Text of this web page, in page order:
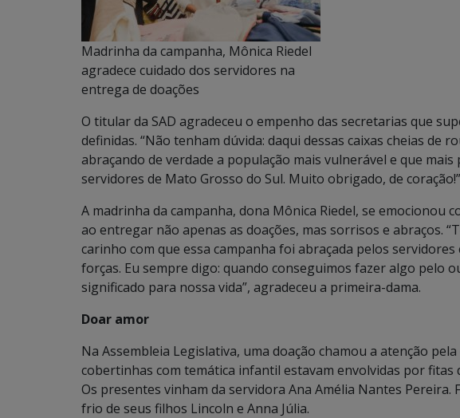
Madrinha da campanha, Mônica Riedel
agradece cuidado dos servidores na
entrega de doações
O titular da SAD agradeceu o empenho das secretarias que
definidas. “Não tenham dúvida: daqui dessas caixas cheias de
abraçando de verdade a população mais vulnerável e que
servidores de Mato Grosso do Sul. Muito obrigado, de coração!”
A madrinha da campanha, dona Mônica Riedel, se emocionou
ao entregar não apenas as doações, mas sorrisos e abraços.
carinho com que essa campanha foi abraçada pelos
forças. Eu sempre digo: quando conseguimos fazer algo pelo
significado para nossa vida”, agradeceu a primeira-dama.
Doar amor
Na Assembleia Legislativa, uma doação chamou a atenção
cobertinhas com temática infantil estavam envolvidas por fitas
Os presentes vinham da servidora Ana Amélia Nantes Pereira.
frio de seus filhos Lincoln e Anna Júlia.